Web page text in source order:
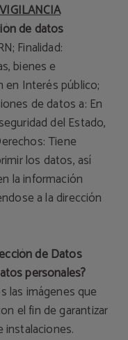
de datos
Finalidad:
bienes e
en Interés público;
de datos a: En
del Estado,
Tiene
los datos, así
la información
a la dirección
de Datos
personales?
las imágenes que
el fin de garantizar
instalaciones.